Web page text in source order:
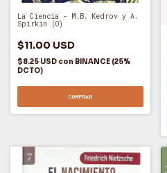
La Ciencia - M.B. Kedrov y A.
Spirkin (O)
$11.00 USD
$8.25 USD con BINANCE (25%
DCTO)
COMPRAR